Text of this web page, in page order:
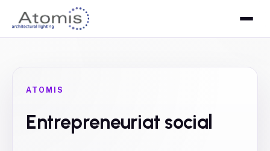
ATOMIS
Entrepreneuriat social